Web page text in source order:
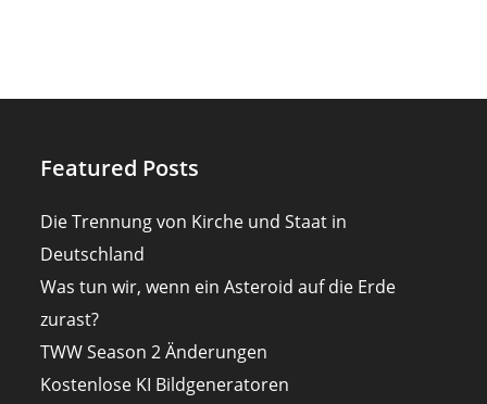
Featured Posts
Die Trennung von Kirche und Staat in
Deutschland
Was tun wir, wenn ein Asteroid auf die Erde
zurast?
TWW Season 2 Änderungen
Kostenlose KI Bildgeneratoren